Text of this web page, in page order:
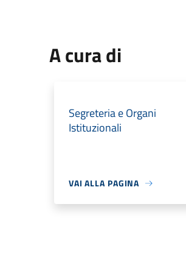
A cura di
Segreteria e Organi
Istituzionali
VAI ALLA PAGINA